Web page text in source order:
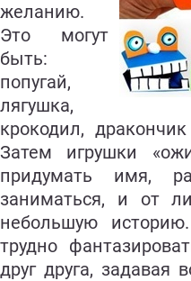
желанию.
Это могут
быть:
попугай,
лягушка,
крокодил,
Затем игрушки
придумать имя,
заниматься, и от
небольшую
трудно
друг друга, задавая